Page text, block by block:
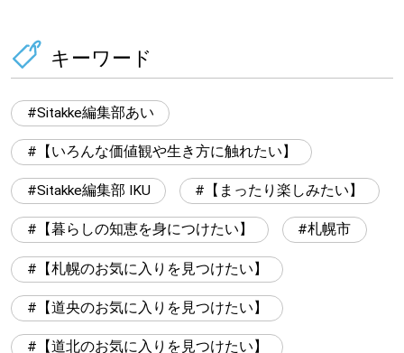
キーワード
Sitakke編集部あい
【いろんな価値観や生き方に触れたい】
Sitakke編集部 IKU 【まったり楽しみたい】
【暮らしの知恵を身につけたい】 札幌市
【札幌のお気に入りを見つけたい】
【道央のお気に入りを見つけたい】
【道北のお気に入りを見つけたい】